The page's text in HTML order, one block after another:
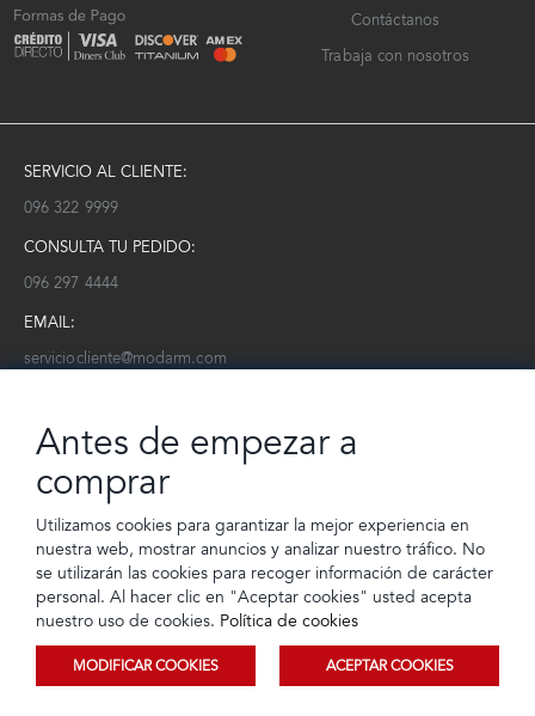
Contáctanos
Trabaja con nosotros
SERVICIO AL CLIENTE:
096 322 9999
CONSULTA TU PEDIDO:
096 297 4444
EMAIL:
serviciocliente@modarm.com
Conoce toda la información sobre últimas colecciones, eventos y
Subscríbete a nuestro newsletter
SUSCRIBIRSE
© 2023 TIENDEC S.A | Todos los derechos reservados
Antes de empezar a
comprar
Utilizamos cookies para garantizar la mejor experiencia en
nuestra web, mostrar anuncios y analizar nuestro tráfico. No
se utilizarán las cookies para recoger información de carácter
personal. Al hacer clic en "Aceptar cookies" usted acepta
nuestro uso de cookies. Política de cookies
MODIFICAR COOKIES ACEPTAR COOKIES